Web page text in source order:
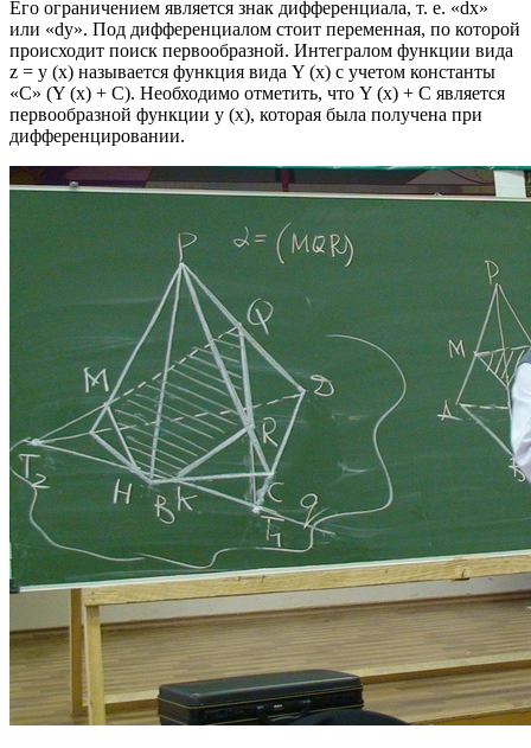
Его ограничением является знак дифференциала, т. е. «dx»
или «dy». Под дифференциалом стоит переменная, по которой
происходит поиск первообразной. Интегралом функции вида
z = y (x) называется функция вида Y (x) с учетом константы
«С» (Y (x) + C). Необходимо отметить, что Y (x) + C является
первообразной функции y (x), которая была получена при
дифференцировании.